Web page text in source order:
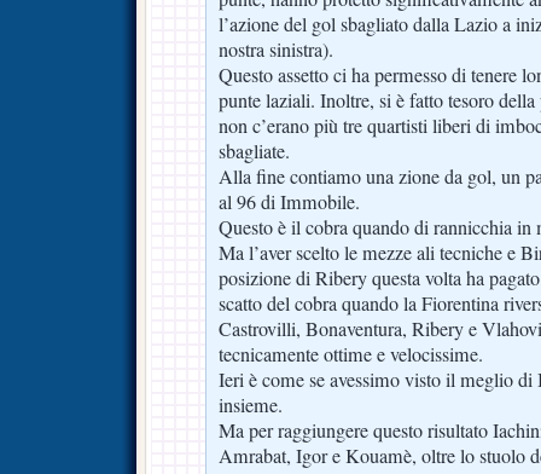
l’azione del gol sbagliato dalla Lazio a
nostra sinistra).
Questo assetto ci ha permesso di tenere
punte laziali. Inoltre, si è fatto tesoro
non c’erano più tre quartisti liberi di
sbagliate.
Alla fine contiamo una zione da gol, un
al 96 di Immobile.
Questo è il cobra quando di rannicchia in
Ma l’aver scelto le mezze ali tecniche e
posizione di Ribery questa volta ha
scatto del cobra quando la Fiorentina
Castrovilli, Bonaventura, Ribery e
tecnicamente ottime e velocissime.
Ieri è come se avessimo visto il meglio
insieme.
Ma per raggiungere questo risultato
Amrabat, Igor e Kouamè, oltre lo stuolo